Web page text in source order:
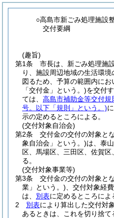
○高島市新ごみ処理施設
交付要綱
(趣旨)
第1条
市長は、新ごみ処理施
り、施設周辺地域の生活環
図るため、予算の範囲内に
「交付金」という。)を交付
ては、 高島市補助金等交付規
号。以下「規則」という。)
示の定めるところによる。
(交付対象自治会)
第2条
交付金の交付の対象と
象自治会」という。)は、泰
区、馬場区、三田区、佐賀
る。
(交付対象事業等)
第3条
交付金の交付の対象と
業」という。) 、交付対象経
は、 別表に定めるところによ
2
別表により算出した交付対
あるときは、これを切り捨て